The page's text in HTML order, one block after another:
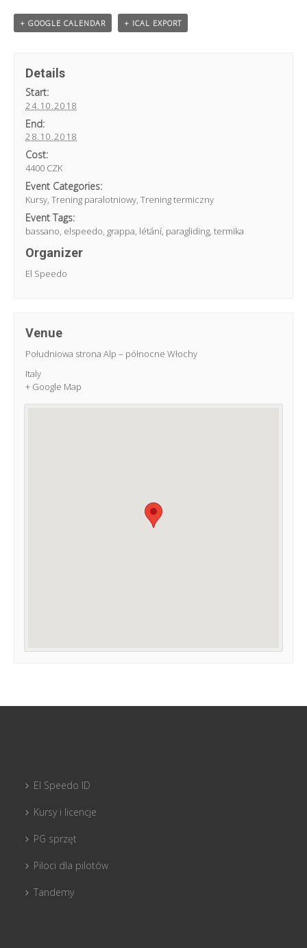
+ GOOGLE CALENDAR + ICAL EXPORT
Details
Start:
24.10.2018
End:
28.10.2018
Cost:
4400 CZK
Event Categories:
Kursy,Trening paralotniowy,Trening termiczny
Event Tags:
bassano, elspeedo, grappa, létání, paragliding,termika
Organizer
El Speedo
Venue
Południowa strona Alp – północne Włochy
Italy
+ Google Map
El Speedo ID
Kursy i licencje
PG sprzęt
Piloci dla pilotów
Tandemy